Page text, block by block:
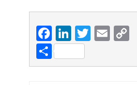
F
a
c
L
i
n
T
i
E
a
C
P
a